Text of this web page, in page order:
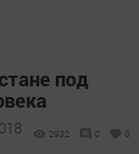
под
2932 0 0